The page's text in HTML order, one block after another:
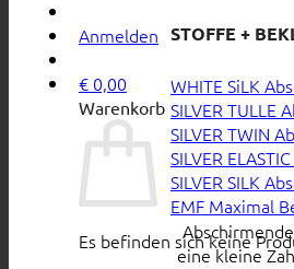
Anmelden
€ 0,00
Warenkorb
Es befinden sich keine
STOFFE +
WHITE SiLK
SILVER TULLE
SILVER TWIN
SILVER
SILVER SILK
EMF Maximal
eine kleine